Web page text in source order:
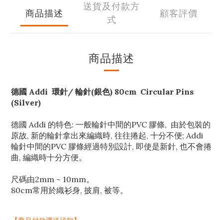
商品描述
送貨及付款方
式
顧客評價
商品描述
德國 Addi 環針/ 輪針(銀色) 80cm Circular Pins
(Silver)
德國 Addi 的特色: 一般輪針中間的PVC 膠條, 由於包裝的
原故, 新的輪針拿出來編織時, 往往捲起, 十分不便; Addi
輪針中間的PVC 膠條經過特別設計, 即使是新針, 也不會捲
曲, 編織時十分方便。
尺碼由2mm ~ 10mm。
80cm常用於織衫身, 披肩, 被等。